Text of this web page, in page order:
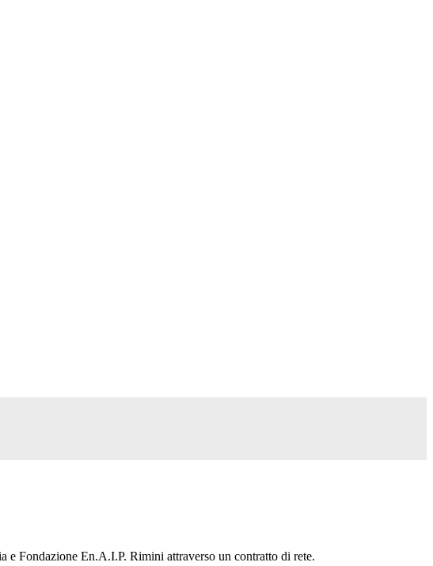
Fondazione En.A.I.P. Rimini attraverso un contratto di rete.